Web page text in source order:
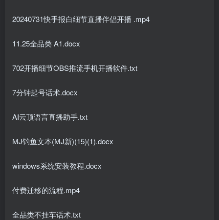
20240731快手报白细节直播伴侣开播 .mp4
11.25全品类 A1.docx
702开播细节OBS推流手机开播软件.txt
7分钟起号话术.docx
AI云顶语言直播助手.txt
MJ钓鱼文本(MJ新)(15)(1).docx
windows系统安装教程.docx
付费迁移的流程.mp4
全品类不挂车话术.txt